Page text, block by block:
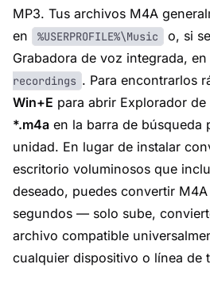
MP3. Tus archivos M4A
en
%USERPROFILE%\Music
o, si
Grabadora de voz integrada, en
recordings . Para encontrarlos
Win+E para abrir Explorador
*.m4a en la barra de búsqueda
unidad. En lugar de instalar
escritorio voluminosos que
deseado, puedes convertir
segundos — solo sube,
archivo compatible
cualquier dispositivo o línea de